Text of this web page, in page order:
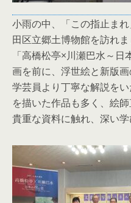
小雨の中、「この指止ま
田区立郷土博物館を訪れ
「高橋松亭×川瀬巴水～
画を前に、浮世絵と新版画
学芸員より丁寧な解説を
を描いた作品も多く、絵
貴重な資料に触れ、深い学